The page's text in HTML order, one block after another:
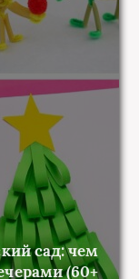
сад: чем
(60+